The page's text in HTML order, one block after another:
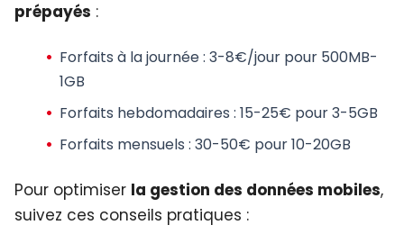
prépayés :
Forfaits à la journée: 3-8€/jour pour 500MB-
1GB
Forfaits hebdomadaires : 15-25€ pour 3-5GB
Forfaits mensuels : 30-50€ pour 10-20GB
Pour optimiser la gestion des données mobiles,
suivez ces conseils pratiques :